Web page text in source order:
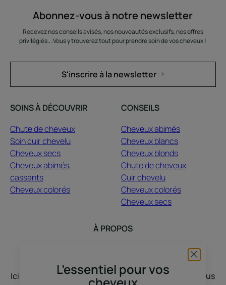
L’essentiel pour vos
Abonnez-vous à notre newsletter
Recevez nos conseils avisés, nos nouveautés exclusifs, nos offres
privilégiés... Vous y trouverez tout pour prendre soin de vos cheveux !
S'inscrire à la newsletter
SOINS À DÉCOUVRIR
Chute de cheveux
Soin cuir chevelu
Cheveux secs
Cheveux abimés,
cassants
Cheveux colorés
CONSEILS
Cheveux abimés
Cheveux blancs
Cheveux blonds
Chute de cheveux
Cuir chevelu
Cheveux colorés
Cheveux secs
À PROPOS
Ici, nous vous écoutons, vous nous racontez, nous vous